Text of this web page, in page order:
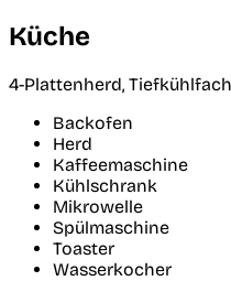
Küche
4-Plattenherd,
Backofen
Herd
Kaffeemaschine
Kühlschrank
Mikrowelle
Spülmaschine
Toaster
Wasserkocher